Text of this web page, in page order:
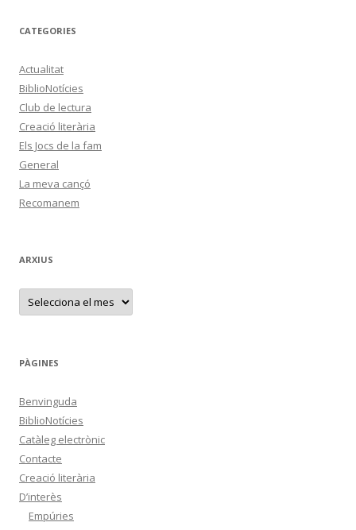
CATEGORIES
Actualitat
BiblioNotícies
Club de lectura
Creació literària
Els Jocs de la fam
General
La meva cançó
Recomanem
ARXIUS
A
x
PÀGINES
Benvinguda
BiblioNotícies
Catàleg electrònic
Contacte
Creació literària
D’interès
Empúries